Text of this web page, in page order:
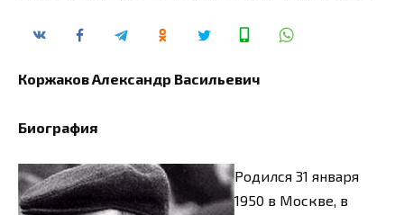
Коржаков Александр Васильевич
Биография
Родился 31 января
1950 в Москве, в